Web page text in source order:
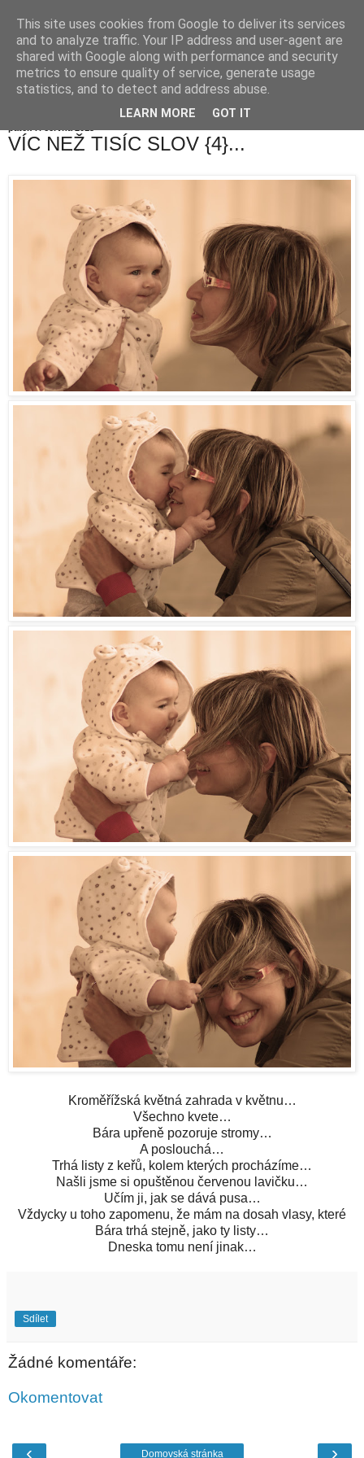
VÍC NEŽ TISÍC SLOV {4}...
Kroměřížská květná zahrada v květnu…
Všechno kvete…
Bára upřeně pozoruje stromy…
A poslouchá…
Trhá listy z keřů, kolem kterých procházíme…
Našli jsme si opuštěnou červenou lavičku…
Učím ji, jak se dává pusa…
Vždycky u toho zapomenu, že mám na dosah vlasy, které
Bára trhá stejně, jako ty listy…
Dneska tomu není jinak…
Sdílet
Žádné komentáře:
Okomentovat
‹ ›
Domovská stránka
This site uses cookies from Google to deliver its services
and to analyze traffic. Your IP address and user-agent are
shared with Google along with performance and security
metrics to ensure quality of service, generate usage
statistics, and to detect and address abuse.
LEARN MORE GOT IT